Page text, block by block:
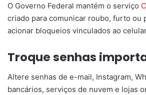
O Governo Federal mantém o serviço
criado para comunicar roubo, furto ou
acionar bloqueios vinculados ao
Troque senhas
Altere senhas de e-mail, Instagram,
bancários, serviços de nuvem e lojas